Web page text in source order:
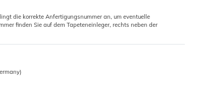
die korrekte Anfertigungsnummer an, um eventuelle
finden Sie auf dem Tapeteneinleger, rechts neben der
2,88 €
Grundpreis: 2,88 € / Stück